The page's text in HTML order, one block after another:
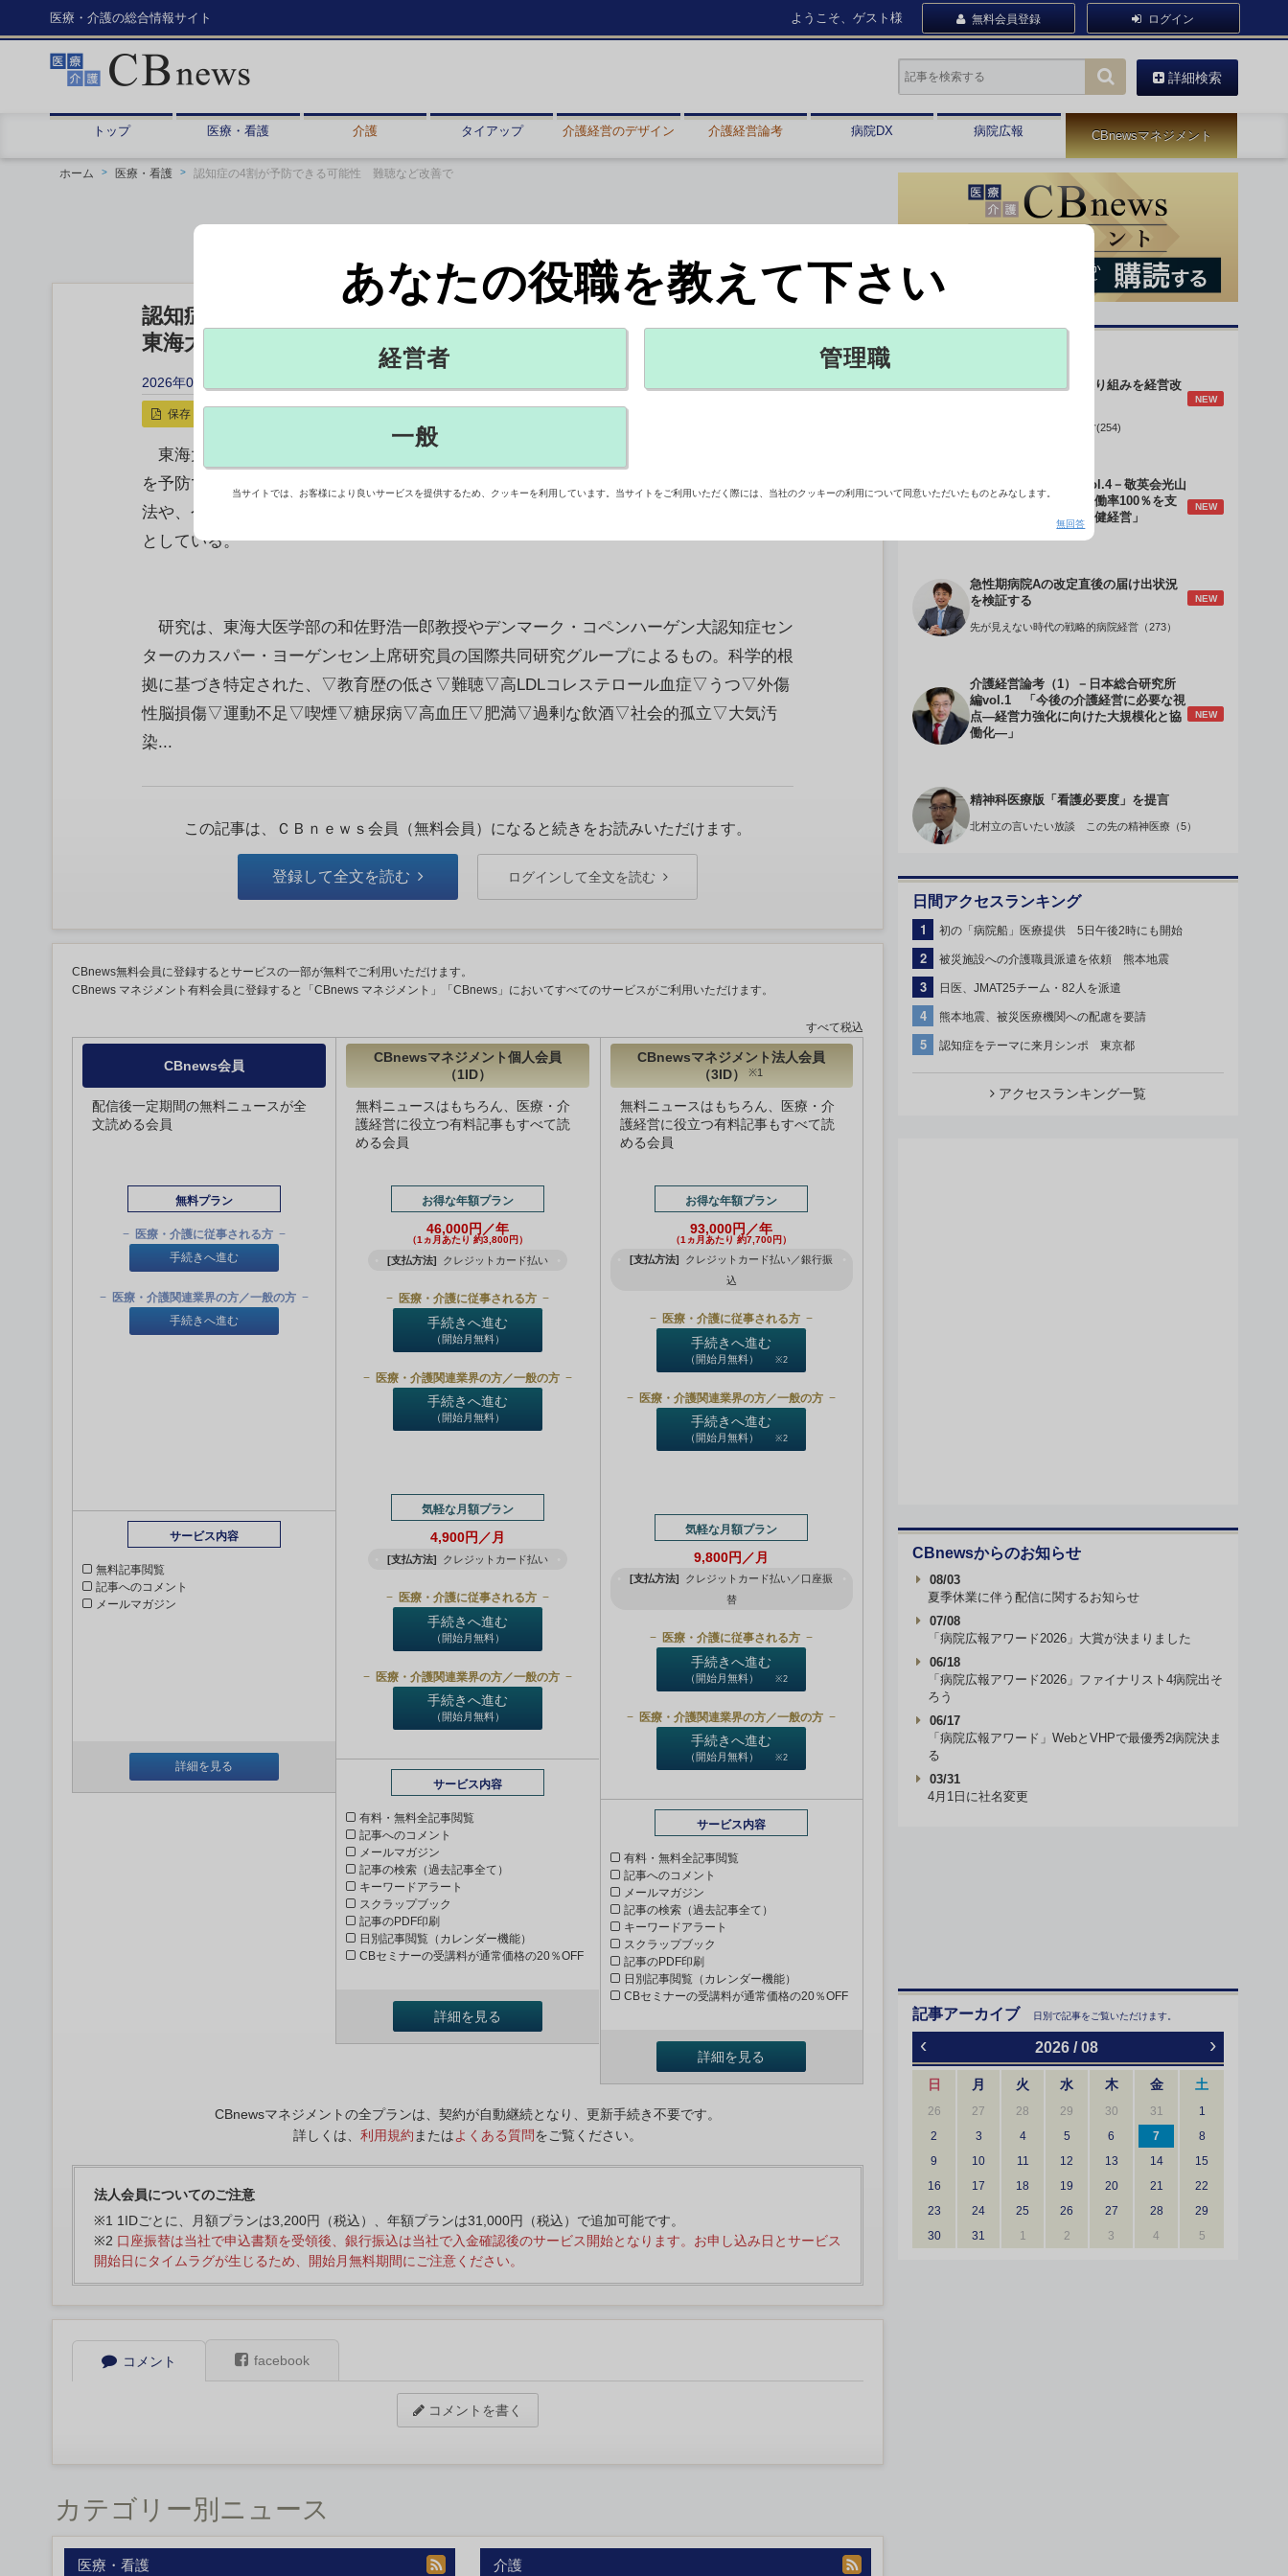
医療・介護の総合情報サイト ようこそ、ゲスト様 無料会員登録 ログイン
詳細検索
トップ 医療・看護 介護 タイアップ 介護経営のデザイン 介護経営論考 病院DX 病院広報 CBnewsマネジメント
ホーム 医療・看護 認知症の4割が予防できる可能性 難聴など改善で
認知症の4割が予防できる可能性 難聴など改善で
東海大など
2026年01月14日 12:30
保存
東海大は、難聴や運動不足など計14のリスク因子をなくすことで国内の認知症の約4割
を予防できる可能性があるとする研究結果を公表した。2024年に施行された認知症基本
法や、今後の認知症施策の具体化に向けた科学的根拠として活用されることが期待される
としている。
研究は、東海大医学部の和佐野浩一郎教授やデンマーク・コペンハーゲン大認知症セン
ターのカスパー・ヨーゲンセン上席研究員の国際共同研究グループによるもの。科学的根
拠に基づき特定された、▽教育歴の低さ▽難聴▽高LDLコレステロール血症▽うつ▽外傷
性脳損傷▽運動不足▽喫煙▽糖尿病▽高血圧▽肥満▽過剰な飲酒▽社会的孤立▽大気汚
染...
この記事は、ＣＢｎｅｗｓ会員（無料会員）になると続きをお読みいただけます。
登録して全文を読む ログインして全文を読む
CBnews無料会員に登録するとサービスの一部が無料でご利用いただけます。
CBnews マネジメント有料会員に登録すると「CBnews マネジメント」「CBnews」においてすべてのサービスがご利用いただけます。
すべて税込
CBnews会員
配信後一定期間の無料ニュースが全
文読める会員
無料プラン
医療・介護に従事される方
手続きへ進む
医療・介護関連業界の方／一般の方
手続きへ進む
サービス内容
無料記事閲覧
記事へのコメント
メールマガジン
詳細を見る
CBnewsマネジメント個人会員
（1ID）
無料ニュースはもちろん、医療・介
護経営に役立つ有料記事もすべて読
める会員
お得な年額プラン
46,000円／年
（1ヵ月あたり 約3,800円）
[支払方法] クレジットカード払い
医療・介護に従事される方
手続きへ進む
（開始月無料）
医療・介護関連業界の方／一般の方
手続きへ進む
（開始月無料）
気軽な月額プラン
4,900円／月
[支払方法] クレジットカード払い
医療・介護に従事される方
手続きへ進む
（開始月無料）
医療・介護関連業界の方／一般の方
手続きへ進む
（開始月無料）
サービス内容
有料・無料全記事閲覧
記事へのコメント
メールマガジン
記事の検索（過去記事全て）
キーワードアラート
スクラップブック
記事のPDF印刷
日別記事閲覧（カレンダー機能）
CBセミナーの受講料が通常価格の20％OFF
詳細を見る
CBnewsマネジメント法人会員
（3ID）
※1
無料ニュースはもちろん、医療・介
護経営に役立つ有料記事もすべて読
める会員
お得な年額プラン
93,000円／年
（1ヵ月あたり 約7,700円）
[支払方法]
クレジットカード払い／銀行振
込
医療・介護に従事される方
手続きへ進む
（開始月無料） ※2
医療・介護関連業界の方／一般の方
手続きへ進む
（開始月無料） ※2
気軽な月額プラン
9,800円／月
[支払方法]
クレジットカード払い／口座振
替
医療・介護に従事される方
手続きへ進む
（開始月無料） ※2
医療・介護関連業界の方／一般の方
手続きへ進む
（開始月無料） ※2
サービス内容
有料・無料全記事閲覧
記事へのコメント
メールマガジン
記事の検索（過去記事全て）
キーワードアラート
スクラップブック
記事のPDF印刷
日別記事閲覧（カレンダー機能）
CBセミナーの受講料が通常価格の20％OFF
詳細を見る
CBnewsマネジメントの全プランは、契約が自動継続となり、更新手続き不要です。
詳しくは、 利用規約 またはよくある質問をご覧ください。
法人会員についてのご注意
※1 1IDごとに、月額プランは3,200円（税込）、年額プランは31,000円（税込）で追加可能です。
※2 口座振替は当社で申込書類を受領後、銀行振込は当社で入金確認後のサービス開始となります。お申し込み日とサービス
開始日にタイムラグが生じるため、開始月無料期間にご注意ください。
コメント facebook
コメントを書く
カテゴリー別ニュース
医療・看護 介護
身体的拘束最小化の取り組みを経営改
NEW
データで読み解く病院経営(254)
介護経営のデザインVol.4－敬英会光山
誠理事長 「驚異の稼働率100％を支
える『顧客目線』の老健経営」
NEW
急性期病院Aの改定直後の届け出状況
を検証する
NEW
先が見えない時代の戦略的病院経営（273）
介護経営論考（1）－日本総合研究所
編vol.1 「今後の介護経営に必要な視
点―経営力強化に向けた大規模化と協
働化―」
NEW
精神科医療版「看護必要度」を提言
北村立の言いたい放談 この先の精神医療（5）
日間アクセスランキング
1 初の「病院船」医療提供 5日午後2時にも開始
2 被災施設への介護職員派遣を依頼 熊本地震
3 日医、JMAT25チーム・82人を派遣
4 熊本地震、被災医療機関への配慮を要請
5 認知症をテーマに来月シンポ 東京都
アクセスランキング一覧
CBnewsからのお知らせ
08/03
夏季休業に伴う配信に関するお知らせ
07/08
「病院広報アワード2026」大賞が決まりました
06/18
「病院広報アワード2026」ファイナリスト4病院出そ
ろう
06/17
「病院広報アワード」WebとVHPで最優秀2病院決ま
る
03/31
4月1日に社名変更
記事アーカイブ 日別で記事をご覧いただけます。
‹ 2026 / 08 ›
日 月 火 水 木 金 土
26 27 28 29 30 31
1
2
3 4 5 6 7
8
9
10 11 12 13 14
15
16
17 18 19 20 21
22
23
24 25 26 27 28
29
30
31 1 2 3 4 5
あなたの役職を教えて下さい
経営者 管理職
一般
当サイトでは、お客様により良いサービスを提供するため、クッキーを利用しています。当サイトをご利用いただく際には、当社のクッキーの利用について同意いただいたものとみなします。
無回答